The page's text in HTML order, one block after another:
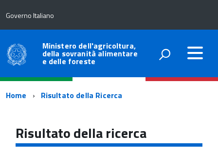
Governo Italiano
Ministero dell'agricoltura,
della sovranità alimentare
e delle foreste
Percorso
navigazione
Home Risultato della Ricerca
Risultato della ricerca